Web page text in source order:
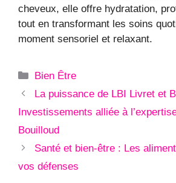
cheveux, elle offre hydratation,
tout en transformant les soins
moment sensoriel et relaxant.
Catégories
Bien Être
La puissance de LBI Livret et
Investissements alliée à
Bouilloud
Santé et bien-être : Les
vos défenses